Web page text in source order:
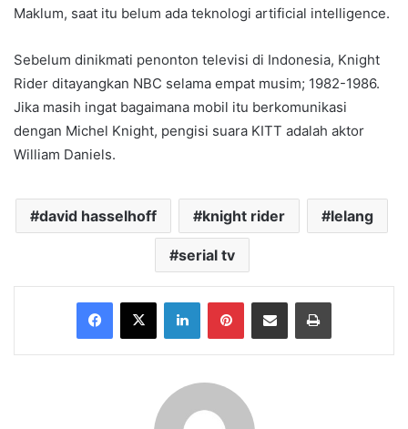
Maklum, saat itu belum ada teknologi artificial intelligence.
Sebelum dinikmati penonton televisi di Indonesia, Knight
Rider ditayangkan NBC selama empat musim; 1982-1986.
Jika masih ingat bagaimana mobil itu berkomunikasi
dengan Michel Knight, pengisi suara KITT adalah aktor
William Daniels.
david hasselhoff knight rider lelang
serial tv
Facebook
X LinkedInPinterestShare via Email Print